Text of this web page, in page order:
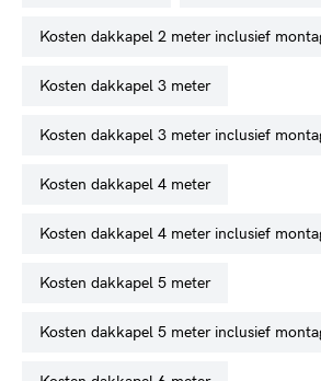
kosten dakkapel 2 meter inclusief
kosten dakkapel 3 meter
kosten dakkapel 3 meter inclusief
kosten dakkapel 4 meter
kosten dakkapel 4 meter inclusief
kosten dakkapel 5 meter
kosten dakkapel 5 meter inclusief